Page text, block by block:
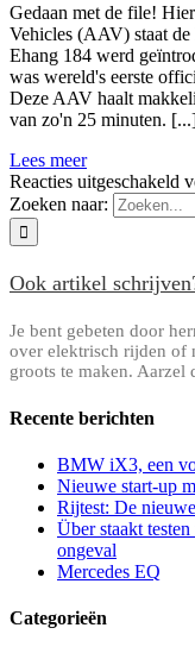
Gedaan met de file!
Vehicles (AAV) staat
Ehang 184 werd
was wereld's eerste
Deze AAV haalt
van zo'n 25 minuten.
Lees meer
Reacties uitgeschakeld
Zoeken naar:
Ook artikel
Je bent gebeten door
over elektrisch rijden of
groots te maken. Aarzel
Recente berichten
BMW iX3, een
Nieuwe start-up
Rijtest: De
Über staakt
ongeval
Mercedes EQ
Categorieën